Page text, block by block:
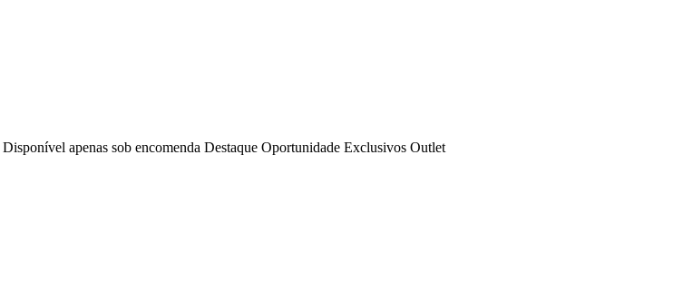
Disponível apenas sob encomenda Destaque Oportunidade Exclusivos Outlet